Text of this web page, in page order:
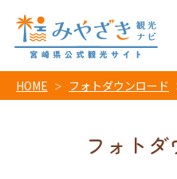
HOME フォトダウンロード
フォト